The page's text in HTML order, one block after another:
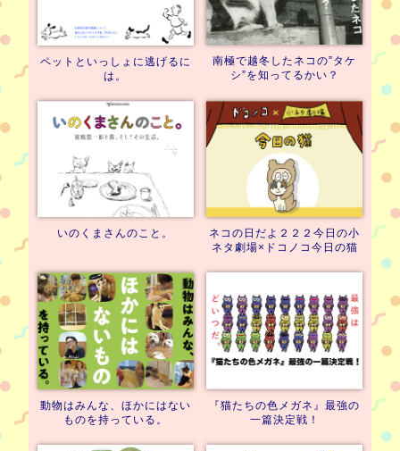
ペットといっしょに逃げるに
は。
南極で越冬したネコの”タケ
シ”を知ってるかい？
いのくまさんのこと。 ネコの日だよ２２２今日の小
ネタ劇場×ドコノコ 今日の猫
動物はみんな、 ほかにはない
ものを持っている。
『猫たちの色メガネ』最強の
一篇決定戦！